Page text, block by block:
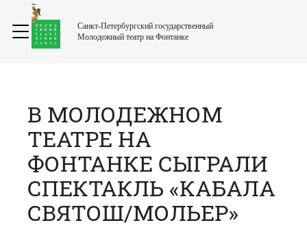
Санкт-Петербургский государственный
Молодежный театр на Фонтанке
В МОЛОДЕЖНОМ
ТЕАТРЕ НА
ФОНТАНКЕ СЫГРАЛИ
СПЕКТАКЛЬ «КАБАЛА
СВЯТОШ/МОЛЬЕР»